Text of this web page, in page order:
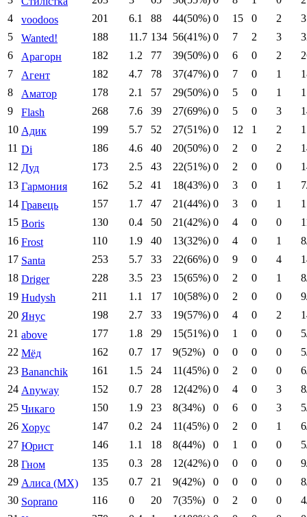
4
voodoos 201 6.1 88 44(50%) 0 15 0 2
5
Wanted! 188 11.7 134 56(41%) 0 7 2 3
6
Арагорн 182 1.2 77 39(50%) 0 6 0 2
7
Агент 182 4.7 78 37(47%) 0 7 0 1
8
Аматор 178 2.1 57 29(50%) 0 5 0 1
9
Flash 268 7.6 39 27(69%) 0 5 0 3
10 Адик 199 5.7 52 27(51%) 0 12 1 2
11 Di 186 4.6 40 20(50%) 0 2 0 2
12 Дуд 173 2.5 43 22(51%) 0 2 0 0
13 Гармония 162 5.2 41 18(43%) 0 3 0 1
14 Гравець 157 1.7 47 21(44%) 0 3 0 1
15 Boris 130 0.4 50 21(42%) 0 4 0 0
16 Frost 110 1.9 40 13(32%) 0 4 0 1
17 Santa 253 5.7 33 22(66%) 0 9 0 4
18 Driger 228 3.5 23 15(65%) 0 2 0 1
19 Hudysh 211 1.1 17 10(58%) 0 2 0 0
20 Янус 198 2.7 33 19(57%) 0 4 0 2
21 above 177 1.8 29 15(51%) 0 1 0 0
22 Мёд 162 0.7 17 9(52%) 0 0 0 0
23 Bananchik 161 1.5 24 11(45%) 0 2 0 0
24 Anyway 152 0.7 28 12(42%) 0 4 0 3
25 Чикаго 150 1.9 23 8(34%) 0 6 0 3
26 Хорус 147 0.2 24 11(45%) 0 2 0 1
27 Юрист 146 1.1 18 8(44%) 0 1 0 0
28 Гном 135 0.3 28 12(42%) 0 0 0 0
29 Алиса (МХ) 135 0.7 21 9(42%) 0 0 0 0
30 Soprano 116 0 20 7(35%) 0 2 0 0